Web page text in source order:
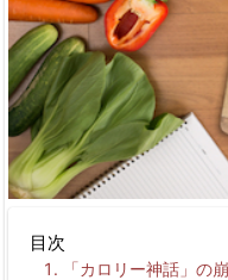
目次
「カロリー神話」の